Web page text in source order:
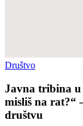
Društvo
Javna tribina u
misliš na rat?“
društvu